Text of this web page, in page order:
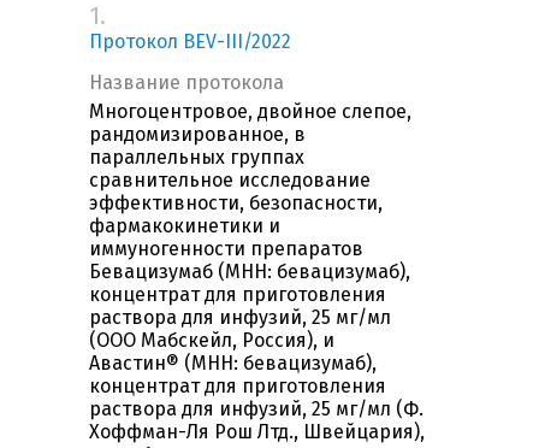
1.
Протокол BEV-III/2022
Название протокола
Многоцентровое, двойное слепое,
рандомизированное, в
параллельных группах
сравнительное исследование
эффективности, безопасности,
фармакокинетики и
иммуногенности препаратов
Бевацизумаб (МНН: бевацизумаб),
концентрат для приготовления
раствора для инфузий, 25 мг/мл
(ООО Мабскейл, Россия), и
Авастин® (МНН: бевацизумаб),
концентрат для приготовления
раствора для инфузий, 25 мг/мл (Ф.
Хоффман-Ля Рош Лтд., Швейцария),